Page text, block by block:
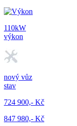
110kW
výkon
nový vůz
stav
724 900,- Kč
847 980,- Kč